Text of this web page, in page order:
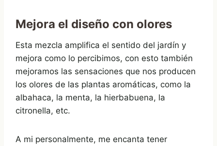
Mejora el diseño con olores
Esta mezcla amplifica el sentido del jardín y
mejora como lo percibimos, con esto también
mejoramos las sensaciones que nos producen
los olores de las plantas aromáticas, como la
albahaca, la menta, la hierbabuena, la
citronella, etc.
A mi personalmente, me encanta tener